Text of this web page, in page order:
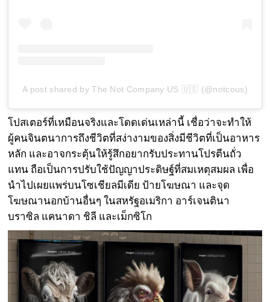
A post shared by The Not Company US 🇺🇸 (@notcous)
โปสเตอร์ที่เหมือนจริงและโดดเด่นเหล่านี้ เชื่อว่าจะทำให้
ผู้คนจินตนาการถึงชีวิตที่สง่างามของสิ่งมีชีวิตที่เป็นอาหาร
หลัก และอาจกระตุ้นให้รู้สึกอยากรับประทานโปรตีนถั่ว
แทน ถือเป็นการปรับใช้ปัญญาประดิษฐ์ที่สมเหตุสมผล เพื่อ
นำไปเผยแพร่บนโซเชียลมีเดีย ป้ายโฆษณา และจุด
โฆษณานอกบ้านอื่นๆ ในสหรัฐอเมริกา อาร์เจนตินา
บราซิล แคนาดา ชิลี และเม็กซิโก